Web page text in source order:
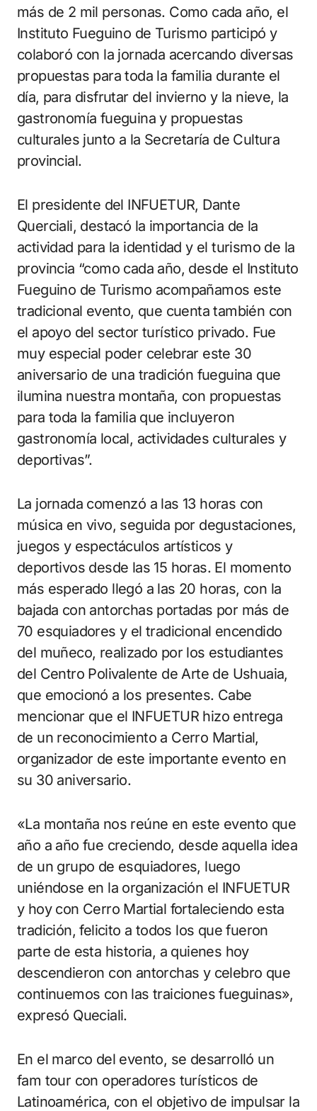
más de 2 mil personas. Como cada año, el
Instituto Fueguino de Turismo participó y
colaboró con la jornada acercando diversas
propuestas para toda la familia durante el
día, para disfrutar del invierno y la nieve, la
gastronomía fueguina y propuestas
culturales junto a la Secretaría de Cultura
provincial.
El presidente del INFUETUR, Dante
Querciali, destacó la importancia de la
actividad para la identidad y el turismo de la
provincia “como cada año, desde el Instituto
Fueguino de Turismo acompañamos este
tradicional evento, que cuenta también con
el apoyo del sector turístico privado. Fue
muy especial poder celebrar este 30
aniversario de una tradición fueguina que
ilumina nuestra montaña, con propuestas
para toda la familia que incluyeron
gastronomía local, actividades culturales y
deportivas”.
La jornada comenzó a las 13 horas con
música en vivo, seguida por degustaciones,
juegos y espectáculos artísticos y
deportivos desde las 15 horas. El momento
más esperado llegó a las 20 horas, con la
bajada con antorchas portadas por más de
70 esquiadores y el tradicional encendido
del muñeco, realizado por los estudiantes
del Centro Polivalente de Arte de Ushuaia,
que emocionó a los presentes. Cabe
mencionar que el INFUETUR hizo entrega
de un reconocimiento a Cerro Martial,
organizador de este importante evento en
su 30 aniversario.
«La montaña nos reúne en este evento que
año a año fue creciendo, desde aquella idea
de un grupo de esquiadores, luego
uniéndose en la organización el INFUETUR
y hoy con Cerro Martial fortaleciendo esta
tradición, felicito a todos los que fueron
parte de esta historia, a quienes hoy
descendieron con antorchas y celebro que
continuemos con las traiciones fueguinas»,
expresó Queciali.
En el marco del evento, se desarrolló un
fam tour con operadores turísticos de
Latinoamérica, con el objetivo de impulsar la